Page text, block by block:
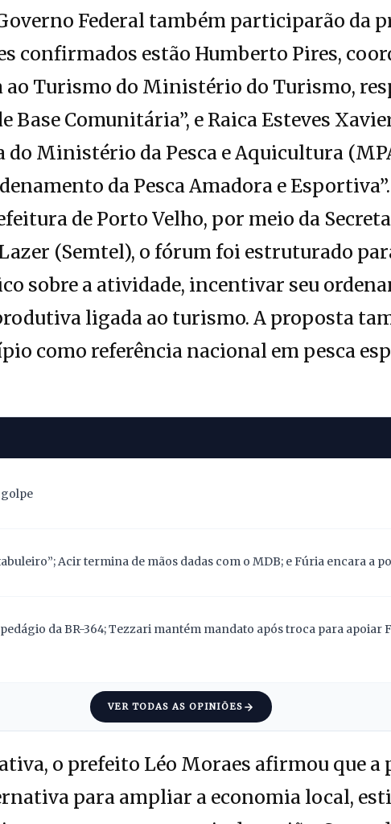
Federal também participarão da
confirmados estão Humberto Pires,
ao Turismo do Ministério do Turismo,
Base Comunitária”, e Raica Esteves
do Ministério da Pesca e Aquicultura
da Pesca Amadora e Esportiva”.
de Porto Velho, por meio da
(Semtel), o fórum foi estruturado
sobre a atividade, incentivar seu
ligada ao turismo. A proposta
como referência nacional em pesca
Acir termina de mãos dadas com o MDB; e Fúria encara a
da BR-364; Tezzari mantém mandato após troca para apoiar
VER TODAS AS OPINIÕES
o prefeito Léo Moraes afirmou que a
para ampliar a economia local,